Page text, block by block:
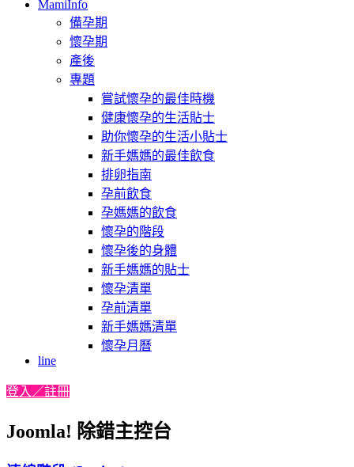
MamiInfo
備孕期
懷孕期
產後
專題
嘗試懷孕的最佳時機
健康懷孕的生活貼士
助你懷孕的生活小貼士
新手媽媽的最佳飲食
排卵指南
孕前飲食
孕媽媽的飲食
懷孕的階段
懷孕後的身體
新手媽媽的貼士
懷孕清單
孕前清單
新手媽媽清單
懷孕月曆
line
登入／註冊
Joomla! 除錯主控台